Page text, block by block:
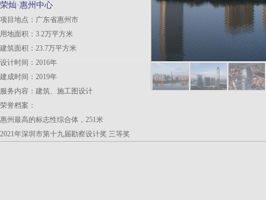
荣灿·惠州中心
项目地点：广东省惠州市
用地面积：3.2万平方米
建筑面积：23.7万平方米
设计时间：2016年
建成时间：2019年
服务内容：建筑、施工图设计
荣誉档案：
惠州最高的标志性综合体，251米
2021年深圳市第十九届勘察设计奖 三等奖